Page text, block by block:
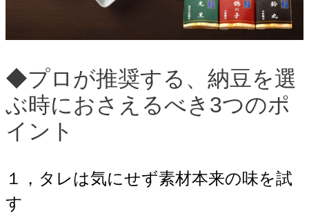
◆プロが推奨する、納豆を選
ぶ時におさえるべき3つのポ
イント
１，タレは気にせず素材本来の味を試
す